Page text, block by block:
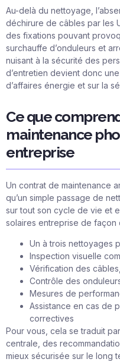
Au-delà du nettoyage,
déchirure de câbles par les
des fixations pouvant
surchauffe d’onduleurs et
nuisant à la sécurité des
d’entretien devient donc
d’affaires énergie et sur la
Ce que
maintenance
entreprise
Un contrat de maintenance
qu’un simple passage de
sur tout son cycle de vie et
solaires entreprise de façon
Un à trois nettoyages
Inspection visuelle
Vérification des
Contrôle des
Mesures de
Assistance en cas de
correctives
Pour vous, cela se traduit
centrale, des
mieux sécurisée sur le long